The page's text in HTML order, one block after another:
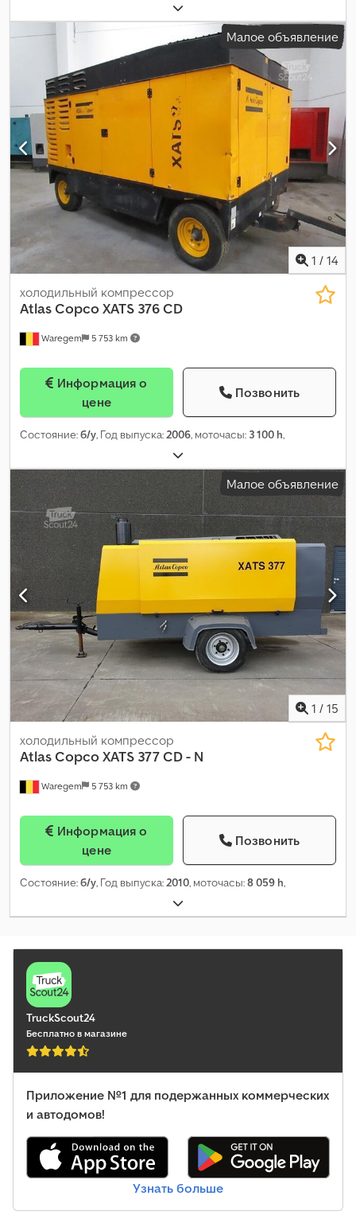
Малое объявление
1 / 14
Waregem 5 753 km
холодильный компрессор
Atlas CopcoXATS 376 CD
цене
Позвонить
Состояние:б/у, Год выпуска:2006, моточасы: 3 100 h,
Малое объявление
1 / 15
Waregem 5 753 km
холодильный компрессор
Atlas CopcoXATS 377 CD - N
цене
Позвонить
Состояние:б/у, Год выпуска:2010, моточасы:8 059 h,
TruckScout24
Бесплатно в магазине
Приложение №1 для подержанных коммерческих
и автодомов!
Узнать больше